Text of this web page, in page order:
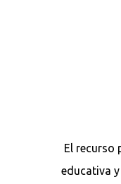
El recurso
educativa